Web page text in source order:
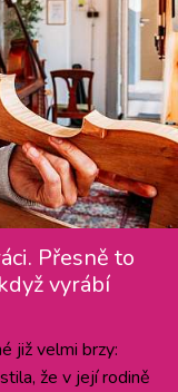
Přesně to
vyrábí
již velmi brzy:
že v její rodině